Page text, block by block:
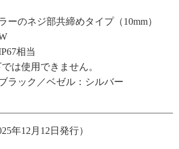
ーのネジ部共締めタイプ（10mm）
相当
は使用できません。
ラック／ベゼル：シルバー
年12月12日発行）